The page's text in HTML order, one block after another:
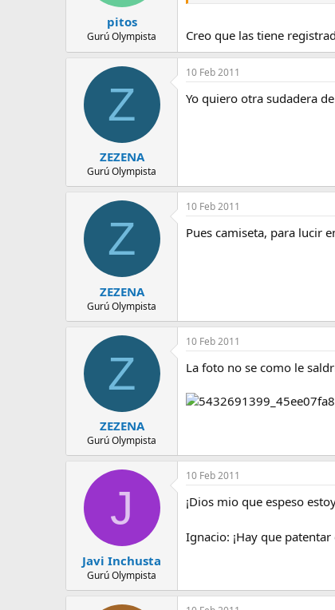
pitos
Gurú Olympista Creo que las tiene
Z
ZEZENA
Gurú Olympista
10 Feb 2011
Yo quiero otra sudadera
Z
ZEZENA
Gurú Olympista
10 Feb 2011
Pues camiseta, para lucir
Z
ZEZENA
Gurú Olympista
10 Feb 2011
La foto no se como le
J
Javi Inchusta
Gurú Olympista
10 Feb 2011
¡Dios mio que espeso
Ignacio: ¡Hay que patentar